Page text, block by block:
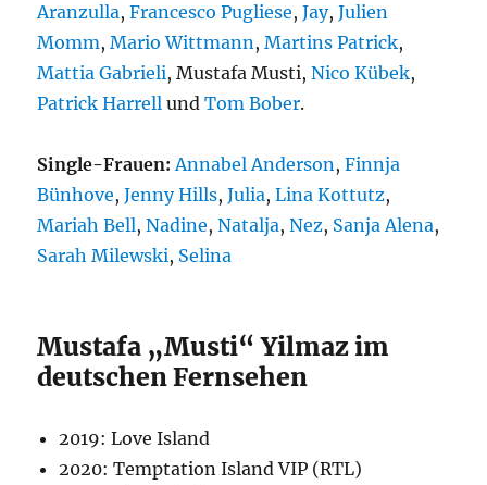
Aranzulla,Francesco Pugliese,Jay,Julien
Momm,Mario Wittmann,Martins Patrick,
Mattia Gabrieli, Mustafa Musti,Nico Kübek,
Patrick Harrell undTom Bober.
Single-Frauen: Annabel Anderson,Finnja
Bünhove,Jenny Hills,Julia,Lina Kottutz,
Mariah Bell,Nadine,Natalja,Nez, Sanja Alena,
Sarah Milewski, Selina
Mustafa „Musti“ Yilmaz im
deutschen Fernsehen
2019: Love Island
2020: Temptation Island VIP (RTL)